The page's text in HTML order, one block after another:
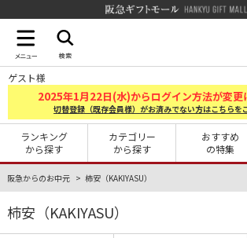
ゲスト様
2025年1月22日(水)からログイン方法が変更
切替登録（既存会員様）がお済みでない方はこちらを
ランキング
から探す
カテゴリー
から探す
おすすめ
の特集
阪急からのお中元 柿安（KAKIYASU）
柿安（KAKIYASU）